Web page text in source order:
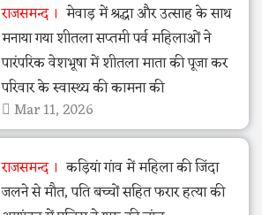
राजसमन्द
मेवाड़ में श्रद्धा और उत्साह के साथ
मनाया गया शीतला सप्तमी पर्व महिलाओं ने
पारंपरिक वेशभूषा में शीतला माता की पूजा कर
परिवार के स्वास्थ्य की कामना की
Mar 11, 2026
राजसमन्द
कड़ियां गांव में महिला की जिंदा
जलने से मौत, पति बच्चों सहित फरार हत्या की